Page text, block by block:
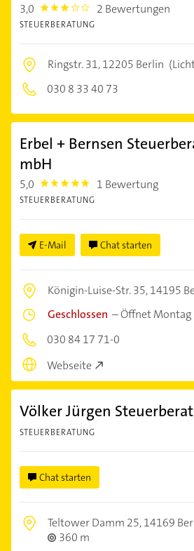
3,0 3.0 2 Bewertungen
STEUERBERATUNG
Ringstr. 31,12205 Berlin
030 8 33 40 73
Erbel + Bernsen
mbH
5,0 5.0 1 Bewertung
STEUERBERATUNG
E-Mail Chat starten
Königin-Luise-Str. 35,14195
Geschlossen –Öffnet Montag
030 84 17 71-0
Webseite
Völker Jürgen
STEUERBERATUNG
Chat starten
Teltower Damm 25,14169
360 m